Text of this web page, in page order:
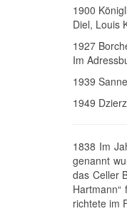
1900
Diel, Louis
1927
Im
1939
1949
1838 Im
genannt
das Celler
richtete im